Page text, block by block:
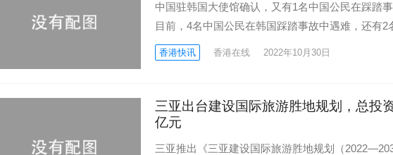
中国驻韩国大使馆确认，又有1名中国公民在踩踏
目前，4名中国公民在韩国踩踏事故中遇难，还有
香港快讯 香港在线 2022年10月30日
三亚出台建设国际旅游胜地规划，总投
亿元
三亚推出《三亚建设国际旅游胜地规划（